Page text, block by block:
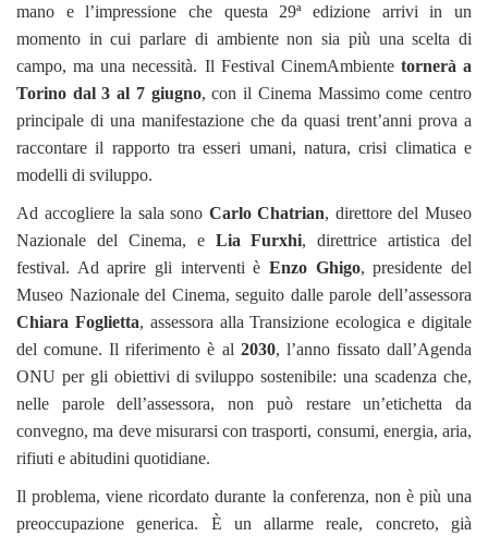
mano e l’impressione che questa 29ª edizione arrivi in un
momento in cui parlare di ambiente non sia più una scelta di
campo, ma una necessità. Il Festival CinemAmbiente tornerà a
Torino dal 3 al 7 giugno, con il Cinema Massimo come centro
principale di una manifestazione che da quasi trent’anni prova a
raccontare il rapporto tra esseri umani, natura, crisi climatica e
modelli di sviluppo.
Ad accogliere la sala sono Carlo Chatrian, direttore del Museo
Nazionale del Cinema, e Lia Furxhi, direttrice artistica del
festival. Ad aprire gli interventi è Enzo Ghigo, presidente del
Museo Nazionale del Cinema, seguito dalle parole dell’assessora
Chiara Foglietta, assessora alla Transizione ecologica e digitale
del comune. Il riferimento è al 2030, l’anno fissato dall’Agenda
ONU per gli obiettivi di sviluppo sostenibile: una scadenza che,
nelle parole dell’assessora, non può restare un’etichetta da
convegno, ma deve misurarsi con trasporti, consumi, energia, aria,
rifiuti e abitudini quotidiane.
Il problema, viene ricordato durante la conferenza, non è più una
preoccupazione generica. È un allarme reale, concreto, già